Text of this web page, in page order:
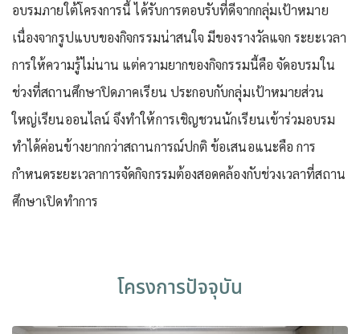
อบรมภายใต้โครงการนี้ ได้รับการตอบรับที่ดีจากกลุ่มเป้าหมาย
เนื่องจากรูปแบบของกิจกรรมน่าสนใจ มีของรางวัลแจก ระยะเวลา
การให้ความรู้ไม่นาน แต่ความยากของกิจกรรมนี้คือ จัดอบรมใน
ช่วงที่สถานศึกษาปิดภาคเรียน ประกอบกับกลุ่มเป้าหมายส่วน
ใหญ่เรียนออนไลน์ จึงทำให้การเชิญชวนนักเรียนเข้าร่วมอบรม
ทำได้ค่อนข้างยากกว่าสถานการณ์ปกติ ข้อเสนอแนะคือ การ
กำหนดระยะเวลาการจัดกิจกรรมต้องสอดคล้องกับช่วงเวลาที่สถาน
ศึกษาเปิดทำการ
โครงการปัจจุบัน